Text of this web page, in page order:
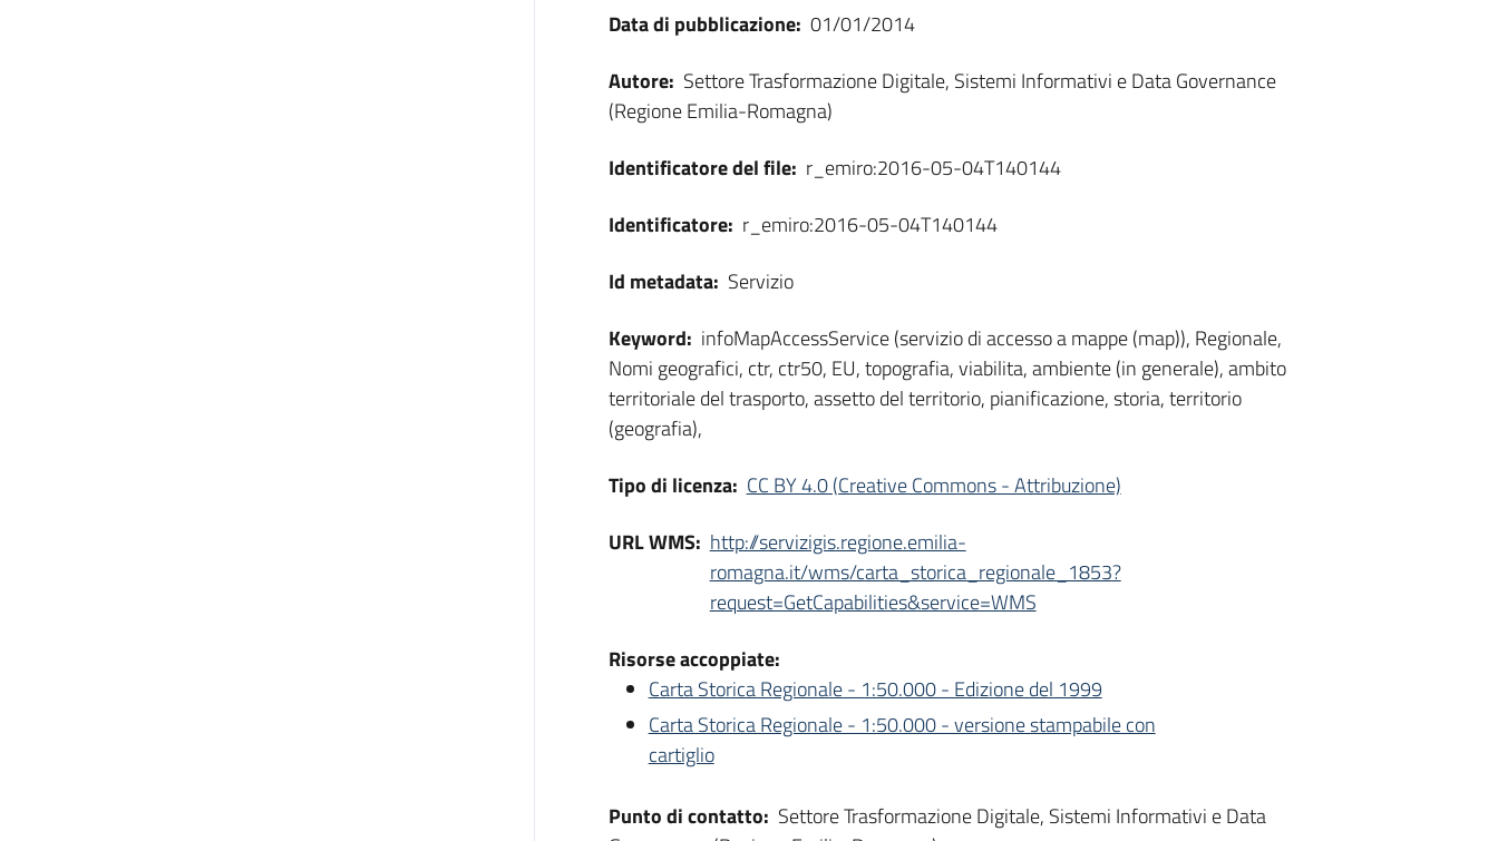
Dati
Data di pubblicazione: 01/01/2014
Autore: Settore Trasformazione Digitale, Sistemi Informativi e Data Governance
(Regione Emilia-Romagna)
Identificatore del file: r_emiro:2016-05-04T140144
Identificatore: r_emiro:2016-05-04T140144
Id metadata: Servizio
Keyword: infoMapAccessService (servizio di accesso a mappe (map)), Regionale,
Nomi geografici, ctr, ctr50, EU, topografia, viabilita, ambiente (in generale), ambito
territoriale del trasporto, assetto del territorio, pianificazione, storia, territorio
(geografia),
Tipo di licenza: CC BY 4.0 (Creative Commons - Attribuzione)
URL WMS: http://servizigis.regione.emilia-
romagna.it/wms/carta_storica_regionale_1853?
request=GetCapabilities&service=WMS
Risorse accoppiate:
Carta Storica Regionale - 1:50.000 - Edizione del 1999
Carta Storica Regionale - 1:50.000 - versione stampabile con
cartiglio
Punto di contatto: Settore Trasformazione Digitale, Sistemi Informativi e Data